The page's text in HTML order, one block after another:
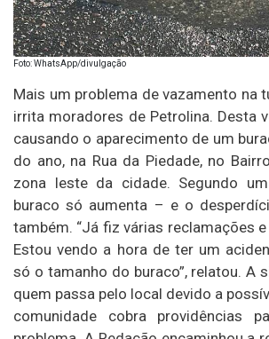
Foto: WhatsApp/divulgação
Mais um problema de vazamento na
irrita moradores de Petrolina. Desta
causando o aparecimento de um
do ano, na Rua da Piedade, no
zona leste da cidade. Segundo
buraco só aumenta – e o
também. “Já fiz várias reclamações
Estou vendo a hora de ter um
só o tamanho do buraco”, relatou. A
quem passa pelo local devido a
comunidade cobra providências